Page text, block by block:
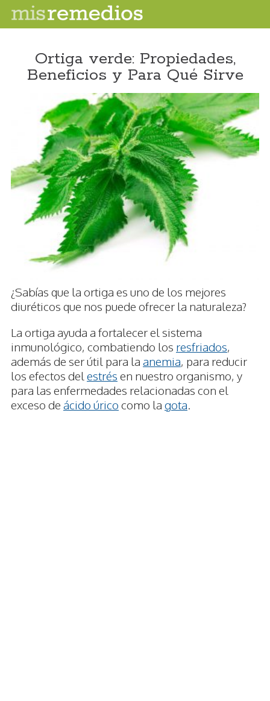
Ortiga verde: Propiedades,
Beneficios y Para Qué Sirve
¿Sabías que la ortiga es uno de los mejores
diuréticos que nos puede ofrecer la naturaleza?
La ortiga ayuda a fortalecer el sistema
inmunológico, combatiendo los resfriados,
además de ser útil para la anemia, para reducir
los efectos del estrés en nuestro organismo, y
para las enfermedades relacionadas con el
exceso de ácido úrico como la gota.